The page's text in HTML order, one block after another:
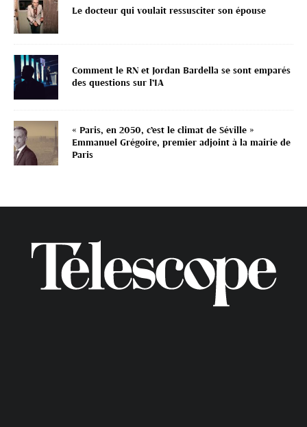
Le docteur qui voulait ressusciter son épouse
Comment le RN et Jordan Bardella se sont emparés
des questions sur l’IA
« Paris, en 2050, c’est le climat de Séville »
Emmanuel Grégoire, premier adjoint à la mairie de
Paris